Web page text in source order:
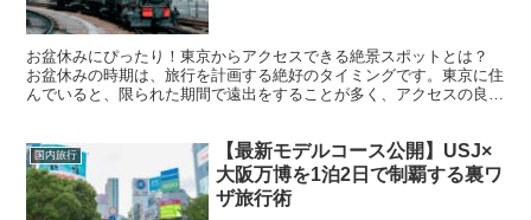
お盆休みにぴったり！東京からアクセスできる絶景スポットとは？
お盆休みの時期は、旅行を計画する絶好のタイミングです。東京に住
んでいると、限られた期間で遠出をすることが多く、アクセスの良い
国内旅行
【最新モデルコース公開】USJ×
大阪万博を1泊2日で制覇する裏ワ
ザ旅行術